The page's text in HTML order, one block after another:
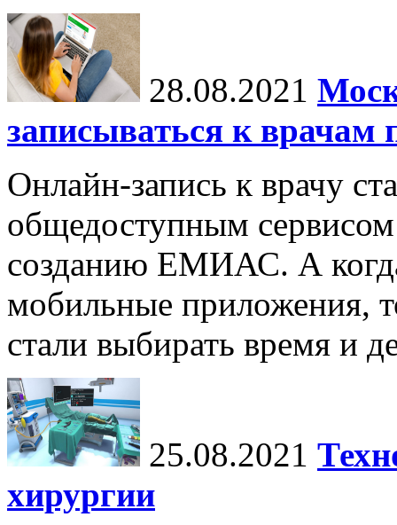
28.08.2021
записываться к врачам
Онлайн-запись к врачу
общедоступным сервисом
созданию ЕМИАС. А
мобильные приложения,
стали выбирать время и
25.08.2021
хирургии